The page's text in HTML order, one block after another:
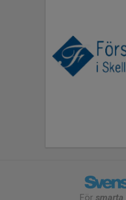
För smarta